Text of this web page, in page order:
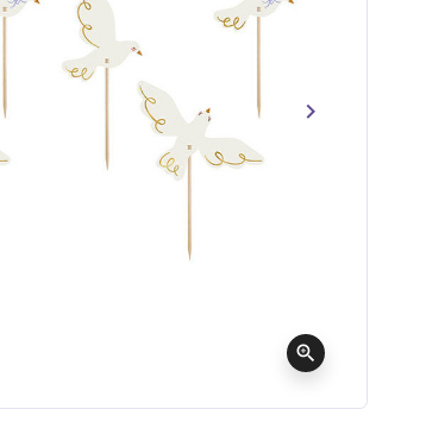
Next
keyboard_arrow_right
zoom_in